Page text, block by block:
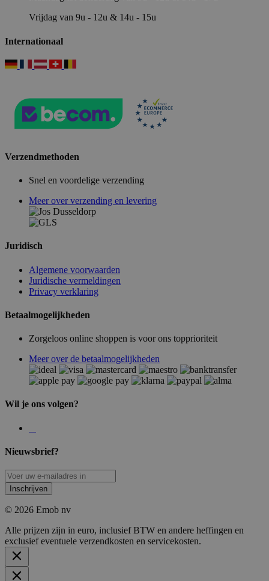
Vrijdag van 9u - 12u & 14u - 15u
Internationaal
Verzendmethoden
Snel en voordelige verzending
Meer over verzending en levering
Juridisch
Algemene voorwaarden
Juridische vermeldingen
Privacy verklaring
Betaalmogelijkheden
Zorgeloos online shoppen is voor ons topprioriteit
Meer over de betaalmogelijkheden
Wil je ons volgen?
Nieuwsbrief?
Inschrijven
© 2026 Emob nv
Alle prijzen zijn in euro, inclusief BTW en andere heffingen en
exclusief eventuele verzendkosten en servicekosten.